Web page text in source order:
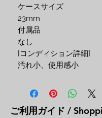
ケースサイズ
23mm
付属品
なし
[コンディション詳細]
汚れ小、使用感小
ご利用ガイド /